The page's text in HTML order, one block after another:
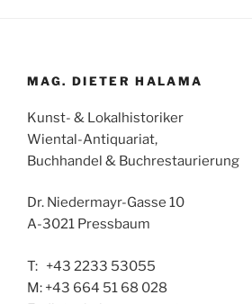
MAG. DIETER HALAMA
Kunst- & Lokalhistoriker
Wiental-Antiquariat,
Buchhandel & Buchrestaurierung
Dr. Niedermayr-Gasse 10
A-3021 Pressbaum
T: +43 2233 53055
M: +43 664 51 68 028